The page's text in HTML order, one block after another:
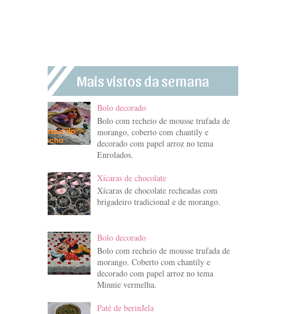
Mais vistos da semana
Bolo decorado
Bolo com recheio de mousse trufada de
morango, coberto com chantily e
decorado com papel arroz no tema
Enrolados.
Xícaras de chocolate
Xícaras de chocolate recheadas com
brigadeiro tradicional e de morango.
Bolo decorado
Bolo com recheio de mousse trufada de
morango. Coberto com chantily e
decorado com papel arroz no tema
Minnie vermelha.
Patê de berinJela